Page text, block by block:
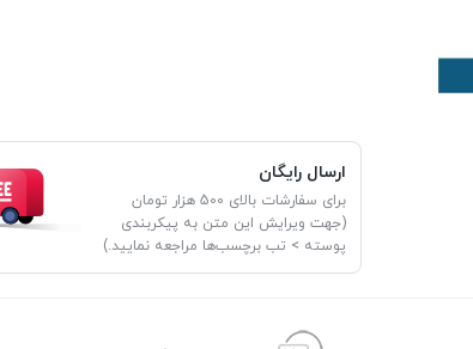
ارسال رایگان
برای سفارشات بالای 500 هزار تومان
(جهت ویرایش این متن به پیکربندی
پوسته > تب برچسب‌ها مراجعه نمایید.)